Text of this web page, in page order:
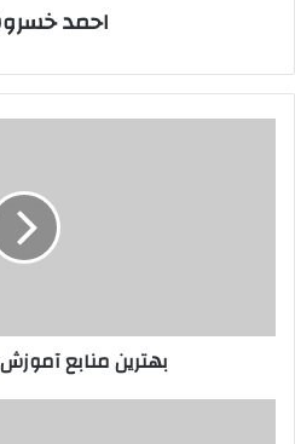
احمد
بهترین منابع